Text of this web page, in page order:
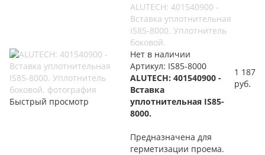
Быстрый просмотр
ALUTECH: 401540900 -
Вставка уплотнительная
IS85-8000. Уплотнитель
боковой.
Нет в наличии
Артикул: IS85-8000
ALUTECH: 401540900 -
Вставка
уплотнительная IS85-
8000.
Предназначена для
герметизации проема.
1 187
руб.